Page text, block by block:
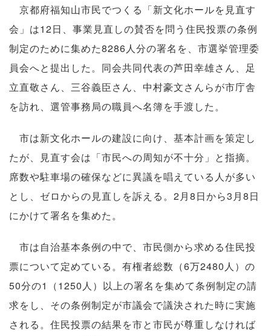
京都府福知山市民でつくる「新文化ホールを見直す
会」は12日、事業見直しの賛否を問う住民投票の条例
制定のために集めた8286人分の署名を、市選挙管理委
員会へと提出した。同会共同代表の芦田幸雄さん、足
立直敬さん、三谷義臣さん、中村豪文さんらが市庁舎
を訪れ、選管事務局の職員へ名簿を手渡した。
市は新文化ホールの建設に向け、基本計画を策定し
たが、見直す会は「市民への周知が不十分」と指摘。
席数や駐車場の確保などに異議を唱えている人が多い
とし、ゼロからの見直しを訴える。2月8日から3月8日
にかけて署名を集めた。
市は自治基本条例の中で、市民側から求める住民投
票について定めている。有権者総数（6万2480人）の
50分の1（1250人）以上の署名を集めて条例制定の請
求をし、その条例制定が市議会で議決された時に実施
される。住民投票の結果を市と市民が尊重しなければ